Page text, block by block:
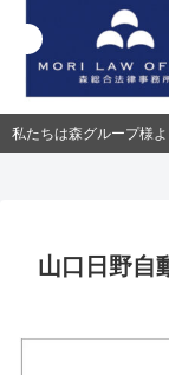
私たちは森グループ様
山口日野自